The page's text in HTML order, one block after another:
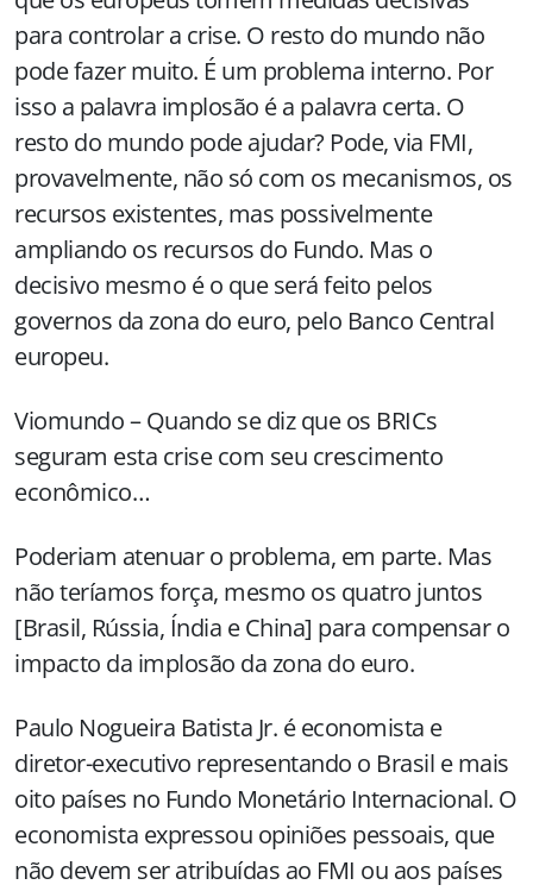
para controlar a crise. O resto do mundo não
pode fazer muito. É um problema interno. Por
isso a palavra implosão é a palavra certa. O
resto do mundo pode ajudar? Pode, via FMI,
provavelmente, não só com os mecanismos, os
recursos existentes, mas possivelmente
ampliando os recursos do Fundo. Mas o
decisivo mesmo é o que será feito pelos
governos da zona do euro, pelo Banco Central
europeu.
Viomundo – Quando se diz que os BRICs
seguram esta crise com seu crescimento
econômico…
Poderiam atenuar o problema, em parte. Mas
não teríamos força, mesmo os quatro juntos
[Brasil, Rússia, Índia e China] para compensar o
impacto da implosão da zona do euro.
Paulo Nogueira Batista Jr. é economista e
diretor-executivo representando o Brasil e mais
oito países no Fundo Monetário Internacional. O
economista expressou opiniões pessoais, que
não devem ser atribuídas ao FMI ou aos países